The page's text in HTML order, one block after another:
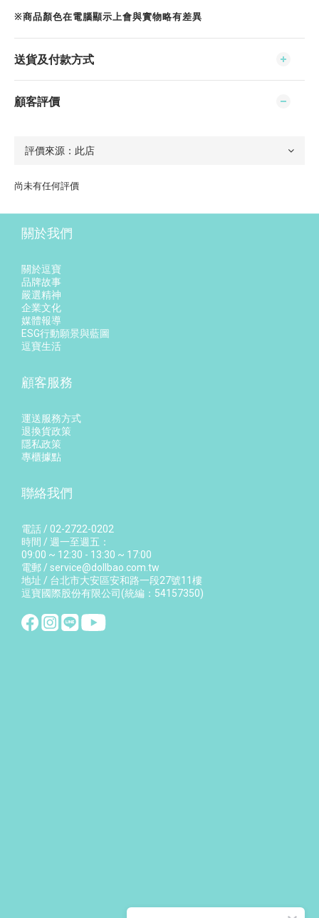
※商品顏色在電腦顯示上會與實物略有差異
送貨及付款方式
顧客評價
尚未有任何評價
關於我們
關於逗寶
品牌故事
嚴選精神
企業文化
媒體報導
ESG行動願景與藍圖
逗寶生活
顧客服務
運送服務方式
退換貨政策
隱私政策
專櫃據點
聯絡我們
電話 / 02-2722-0202
時間 / 週一至週五：
09:00 ~ 12:30 - 13:30 ~ 17:00
電郵 / service@dollbao.com.tw
地址 / 台北市大安區安和路一段27號11樓
逗寶國際股份有限公司(統編：54157350)